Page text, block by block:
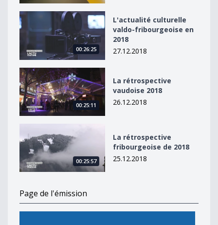
L&#039;actualité culturelle valdo-fribourgeoise en
00:26:25
L'actualité culturelle
valdo-fribourgeoise en
2018
27.12.2018
La rétrospective vaudoise 2018
00:25:11
La rétrospective
vaudoise 2018
26.12.2018
00:25:57
La rétrospective
fribourgeoise de 2018
25.12.2018
Page de l'émission